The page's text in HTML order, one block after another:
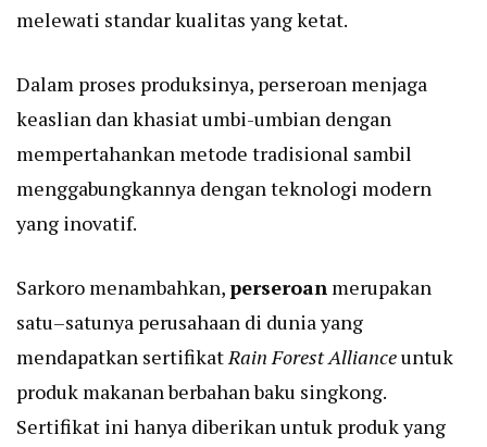
melewati standar kualitas yang ketat.
Dalam proses produksinya, perseroan menjaga
keaslian dan khasiat umbi-umbian dengan
mempertahankan metode tradisional sambil
menggabungkannya dengan teknologi modern
yang inovatif.
Sarkoro menambahkan,perseroan merupakan
satu–satunya perusahaan di dunia yang
mendapatkan sertifikatRain Forest Allianceuntuk
produk makanan berbahan baku singkong.
Sertifikat ini hanya diberikan untuk produk yang